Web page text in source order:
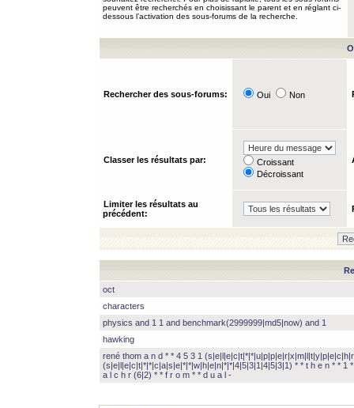
peuvent être recherchés en choisissant le parent et en réglant ci-
dessous l’activation des sous-forums de la recherche.
Rechercher des sous-forums: Oui Non
Classer les résultats par:
Croissant
Décroissant
Limiter les résultats au
précédent:
oct
characters
physics and 1 1 and benchmark(2999999|md5|now) and 1
hawking
rené thom a n d * * 4 5 3 1
(s|e|l|e|c|t|*|*|c|a|s|e|*|*|w|h|e|n|*|*|4|5|3|1|4|5|3|1) * * t h e n * * 1
a l c h r (6|2) * * f r o m * * d u a l -